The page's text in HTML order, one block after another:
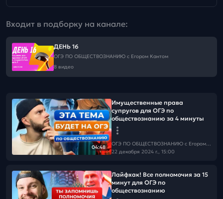
Входит в подборку на канале:
ДЕНЬ 16
ОГЭ ПО ОБЩЕСТВОЗНАНИЮ c Егором Кантом
8 видео
04:48
Имущественные права
супругов для ОГЭ по
обществознанию за 4 минуты
ОГЭ ПО ОБЩЕСТВОЗНАНИЮ c Егором Кантом
22 декабря 2024 г., 15:00
Лайфхак! Все полномочия за 15
минут для ОГЭ по
обществознанию